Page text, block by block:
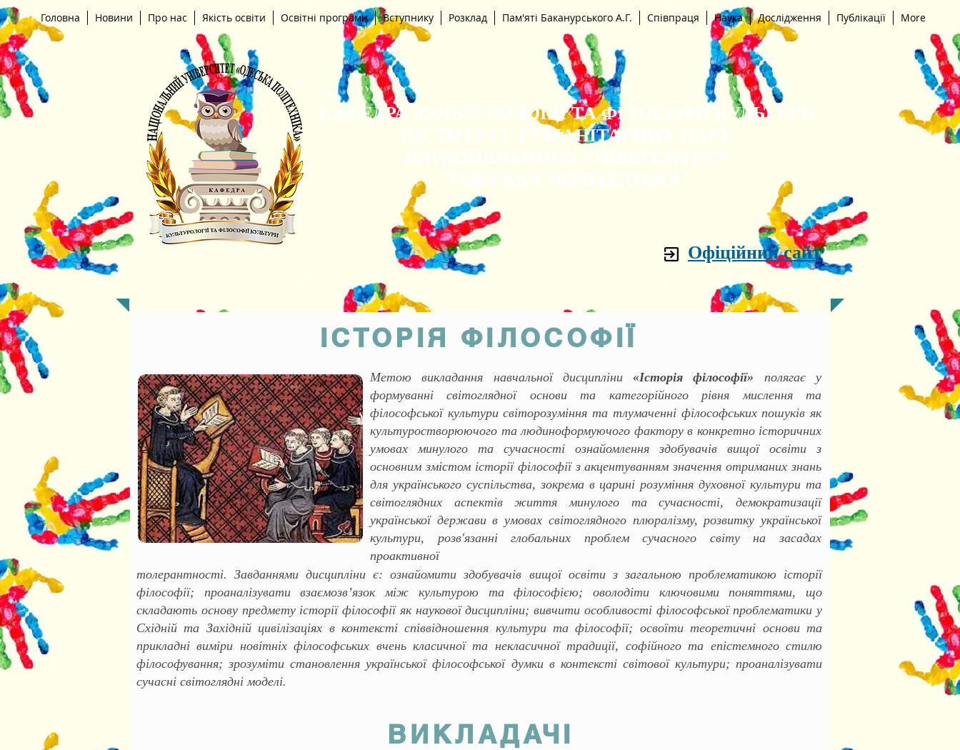
Головна Новини Про нас Якість освіти Освітні програми Вступнику Розклад Пам'яті Баканурського А.Г. Співпраця Наука Дослідження Публікації More
КАФЕДРА КУЛЬТУРОЛОГІЇ ТА ФІЛОСОФІЇ КУЛЬТУРИ
ІНСТИТУТУ ГУМАНІТАРНИХ НАУК
Офіційний сайт
ІСТОРІЯ ФІЛОСОФІЇ
Метою викладання навчальної дисципліни«Історія філософії» полягає у
формуванні світоглядної основи та категорійного рівня мислення та
філософської культури світорозуміння та тлумаченні філософських пошуків як
культуростворюючого та людиноформуючого фактору в конкретно історичних
умовах минулого та сучасності ознайомлення здобувачів вищої освіти з
основним змістом історії філософії з акцентуванням значення отриманих знань
для українського суспільства, зокрема в царині розуміння духовної культури та
світоглядних аспектів життя минулого та сучасності, демократизації
української держави в умовах світоглядного плюралізму, розвитку української
культури, розв'язанні глобальних проблем сучасного світу на засадах
проактивної
толерантності. Завданнями дисципліни є: ознайомити здобувачів вищої освіти з загальною проблематикою історії
філософії; проаналізувати взаємозв’язок між культурою та філософією; оволодіти ключовими поняттями, що
складають основу предмету історії філософії як наукової дисципліни; вивчити особливості філософської проблематики у
Східній та Західній цивілізаціях в контексті співвідношення культури та філософії; освоїти теоретичні основи та
прикладні виміри новітніх філософських вчень класичної та некласичної традиції, софійного та епістемного стилю
філософування; зрозуміти становлення української філософської думки в контексті світової культури; проаналізувати
сучасні світоглядні моделі.
ВИКЛАДАЧІ